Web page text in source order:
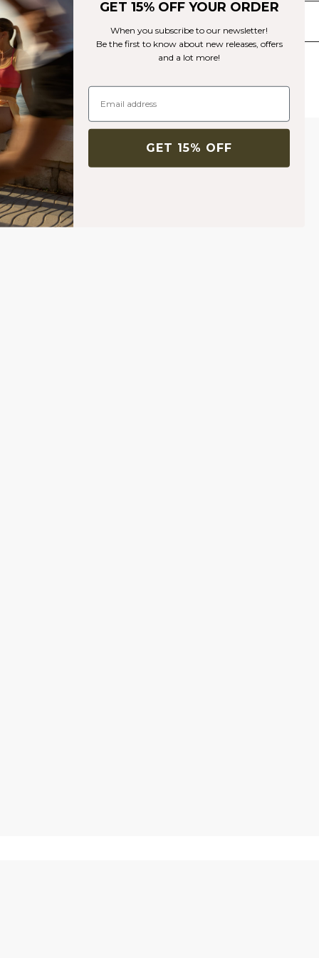
Bezorging en retouren
Vergelijkbare producten
GET 15% OFF YOUR ORDER
When you subscribe to our newsletter!
Be the first to know about new releases, offers
and a lot more!
GET 15% OFF